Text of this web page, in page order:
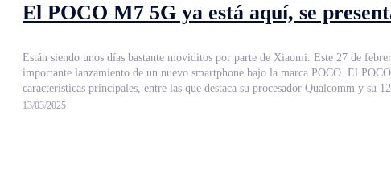
El POCO M7 5G ya está aquí, se
Están siendo unos días bastante moviditos por parte de Xiaomi. Este 27 de
importante lanzamiento de un nuevo smartphone bajo la marca POCO. El POCO M7 5G ya es oficial y si bien, su lanzamiento no se llevará a cabo hasta el próximo 3 de marzo, Xiaomi ha desvelado algunas de sus
características principales, entre las que destaca su procesador Qualcomm y su
13/03/2025